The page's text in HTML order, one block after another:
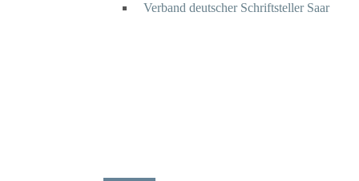
Verband deutscher Schriftsteller Saar